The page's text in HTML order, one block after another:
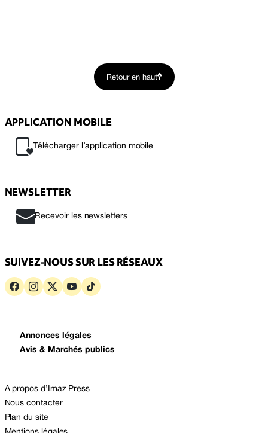
Retour en haut
APPLICATION MOBILE
Télécharger l’application mobile
NEWSLETTER
Recevoir les newsletters
SUIVEZ-NOUS SUR LES RÉSEAUX
Annonces légales
Avis & Marchés publics
A propos d’Imaz Press
Nous contacter
Plan du site